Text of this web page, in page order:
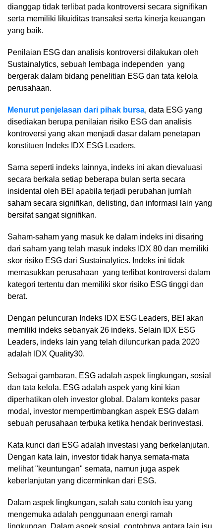
dianggap tidak terlibat pada kontroversi secara signifikan
serta memiliki likuiditas transaksi serta kinerja keuangan
yang baik.
Penilaian ESG dan analisis kontroversi dilakukan oleh
Sustainalytics, sebuah lembaga independen yang
bergerak dalam bidang penelitian ESG dan tata kelola
perusahaan.
Menurut penjelasan dari pihak bursa, data ESG yang
disediakan berupa penilaian risiko ESG dan analisis
kontroversi yang akan menjadi dasar dalam penetapan
konstituen Indeks IDX ESG Leaders.
Sama seperti indeks lainnya, indeks ini akan dievaluasi
secara berkala setiap beberapa bulan serta secara
insidental oleh BEI apabila terjadi perubahan jumlah
saham secara signifikan, delisting, dan informasi lain yang
bersifat sangat signifikan.
Saham-saham yang masuk ke dalam indeks ini disaring
dari saham yang telah masuk indeks IDX 80 dan memiliki
skor risiko ESG dari Sustainalytics. Indeks ini tidak
memasukkan perusahaan yang terlibat kontroversi dalam
kategori tertentu dan memiliki skor risiko ESG tinggi dan
berat.
Dengan peluncuran Indeks IDX ESG Leaders, BEI akan
memiliki indeks sebanyak 26 indeks. Selain IDX ESG
Leaders, indeks lain yang telah diluncurkan pada 2020
adalah IDX Quality30.
Sebagai gambaran, ESG adalah aspek lingkungan, sosial
dan tata kelola. ESG adalah aspek yang kini kian
diperhatikan oleh investor global. Dalam konteks pasar
modal, investor mempertimbangkan aspek ESG dalam
sebuah perusahaan terbuka ketika hendak berinvestasi.
Kata kunci dari ESG adalah investasi yang berkelanjutan.
Dengan kata lain, investor tidak hanya semata-mata
melihat "keuntungan" semata, namun juga aspek
keberlanjutan yang dicerminkan dari ESG.
Dalam aspek lingkungan, salah satu contoh isu yang
mengemuka adalah penggunaan energi ramah